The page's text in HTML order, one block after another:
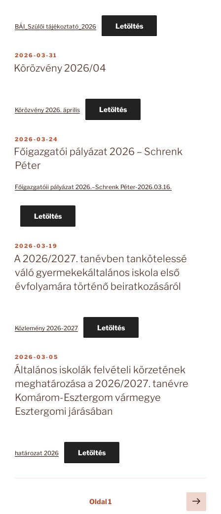
BÁI_Szülői tájékoztató_2026 Letöltés
BEKÜLDVE:
2026-03-31
Körözvény 2026/04
Körözvény 2026. április Letöltés
BEKÜLDVE:
2026-03-24
Főigazgatói pályázat 2026 – Schrenk
Péter
Főigazgatóii pályázat 2026.–Schrenk Péter-2026.03.16.
Letöltés
BEKÜLDVE:
2026-03-19
A 2026/2027. tanévben tankötelessé
váló gyermekekáltalános iskola első
évfolyamára történő beiratkozásáról
Közlemény 2026-2027 Letöltés
BEKÜLDVE:
2026-03-05
Általános iskolák felvételi körzetének
meghatározása a 2026/2027. tanévre
Komárom-Esztergom vármegye
Esztergomi járásában
határozat 2026 Letöltés
Oldal1